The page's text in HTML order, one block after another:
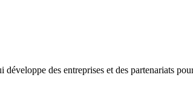
des entreprises et des partenariats